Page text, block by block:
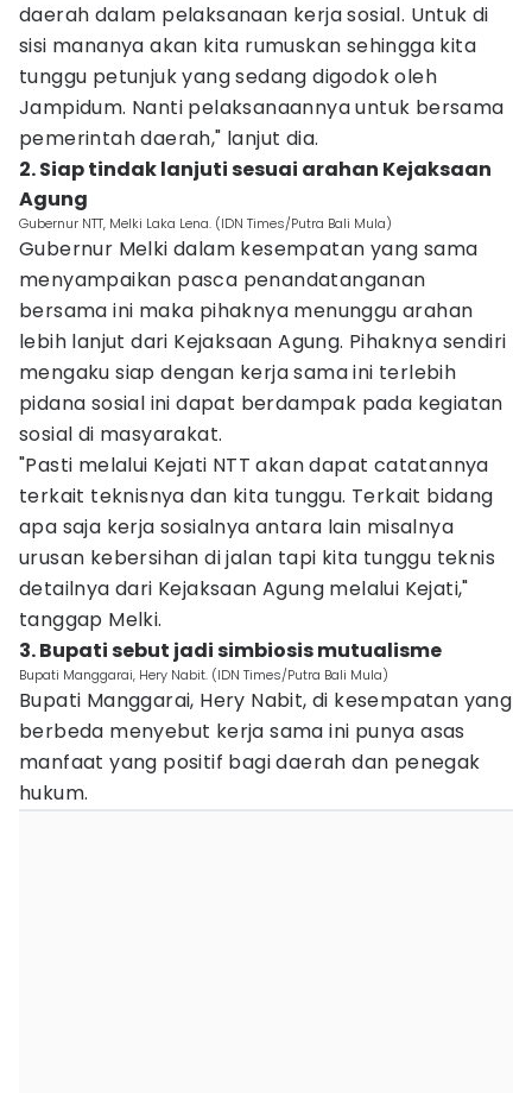
daerah dalam pelaksanaan kerja sosial. Untuk di
sisi mananya akan kita rumuskan sehingga kita
tunggu petunjuk yang sedang digodok oleh
Jampidum. Nanti pelaksanaannya untuk bersama
pemerintah daerah," lanjut dia.
2. Siap tindak lanjuti sesuai arahan Kejaksaan
Agung
Gubernur NTT, Melki Laka Lena. (IDN Times/Putra Bali Mula)
Gubernur Melki dalam kesempatan yang sama
menyampaikan pasca penandatanganan
bersama ini maka pihaknya menunggu arahan
lebih lanjut dari Kejaksaan Agung. Pihaknya sendiri
mengaku siap dengan kerja sama ini terlebih
pidana sosial ini dapat berdampak pada kegiatan
sosial di masyarakat.
"Pasti melalui Kejati NTT akan dapat catatannya
terkait teknisnya dan kita tunggu. Terkait bidang
apa saja kerja sosialnya antara lain misalnya
urusan kebersihan di jalan tapi kita tunggu teknis
detailnya dari Kejaksaan Agung melalui Kejati,"
tanggap Melki.
3. Bupati sebut jadi simbiosis mutualisme
Bupati Manggarai, Hery Nabit. (IDN Times/Putra Bali Mula)
Bupati Manggarai, Hery Nabit, di kesempatan yang
berbeda menyebut kerja sama ini punya asas
manfaat yang positif bagi daerah dan penegak
hukum.